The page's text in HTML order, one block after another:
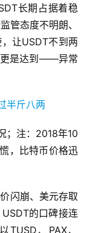
长期占据着稳
管态度不明朗、
让USDT不到两
更是达到——异常
；注：2018年10
，比特币价格迅
闪崩、美元存取
的口碑接连
、PAX、